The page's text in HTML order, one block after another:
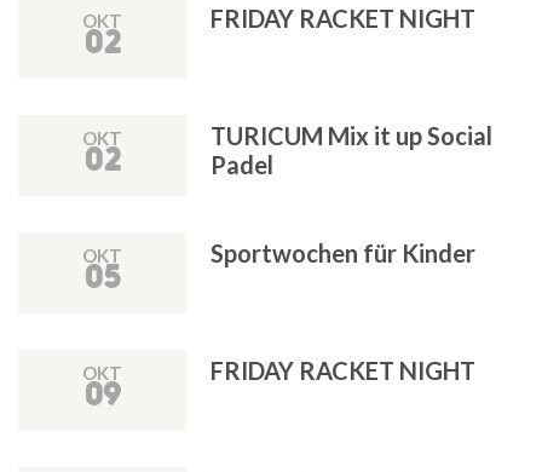
OKT
02
FRIDAY RACKET NIGHT
OKT
02
TURICUM Mix it up Social
Padel
OKT
05
Sportwochen für Kinder
OKT
09
FRIDAY RACKET NIGHT